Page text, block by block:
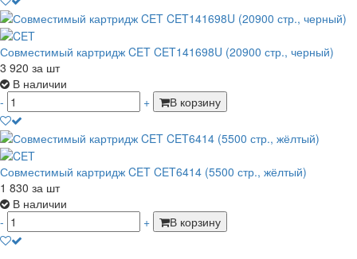
Совместимый картридж CET CET141698U (20900 стр., черный)
3 920 за шт
В наличии
-
+ В корзину
Совместимый картридж CET CET6414 (5500 стр., жёлтый)
1 830 за шт
В наличии
-
+ В корзину